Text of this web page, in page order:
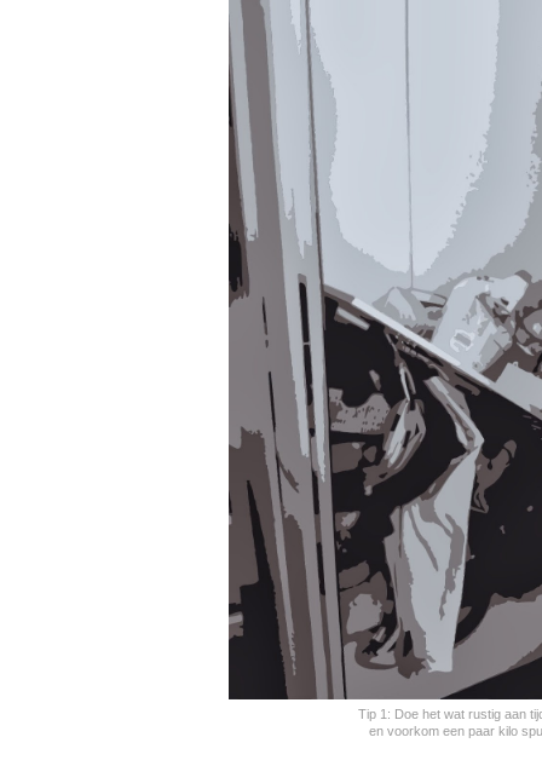
Tip 1: Doe het wat rustig aan
en voorkom een paar kilo